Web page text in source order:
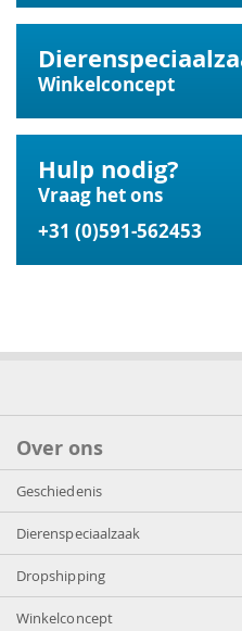
Winkelconcept
Hulp nodig?
Vraag het ons
+31 (0)591-562453
Over ons
Geschiedenis
Dierenspeciaalzaak
Dropshipping
Winkelconcept